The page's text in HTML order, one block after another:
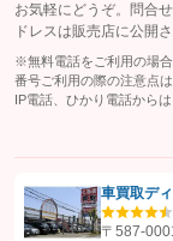
お気軽にどうぞ。問合
ドレスは販売店に公開さ
※無料電話をご利用の場
番号ご利用の際の注意点は
IP電話、ひかり電話から
【STEP1】認証画面で
車買取デ
〒587-